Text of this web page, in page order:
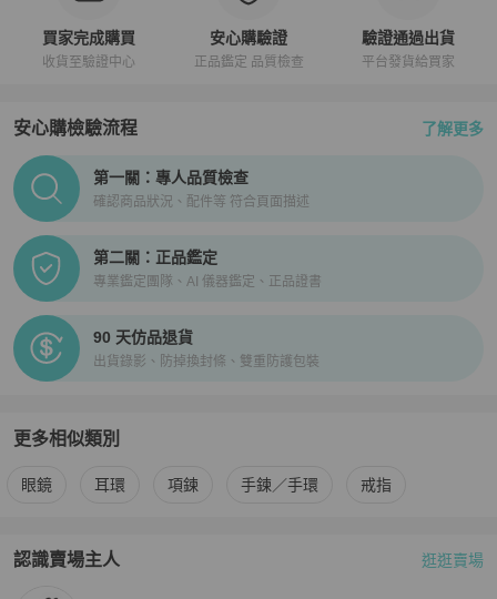
買家完成購買
收貨至驗證中心
安心購驗證
正品鑑定 品質檢查
驗證通過出貨
平台發貨給買家
安心購檢驗流程 了解更多
PopChill拍拍圈正品驗證、安心購檢驗流程介紹
第一關：專人品質檢查
確認商品狀況、配件等 符合頁面描述
第二關：正品鑑定
專業鑑定團隊、AI 儀器鑑定、正品證書
90 天仿品退貨
出貨錄影、防掉換封條、雙重防護包裝
更多相似類別
更多Chanel 女士配件 相似商品推薦
眼鏡 耳環 項鍊 手鍊／手環 戒指
認識賣場主人
PopChill 拍拍圈嚴選賣家 voicevipfashion0975050420介紹
逛逛賣場